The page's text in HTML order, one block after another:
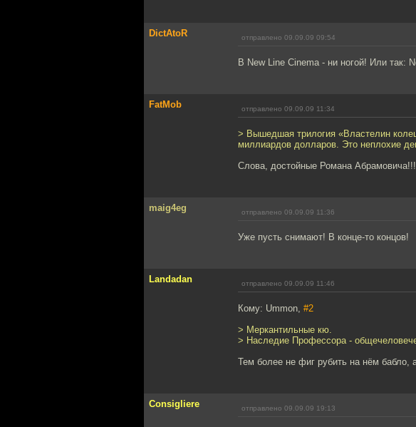
DictAtoR отправлено 09.09.09 09:54
В New Line Cinema - ни ногой! Или так:
FatMob отправлено 09.09.09 11:34
> Вышедшая трилогия «Властелин
миллиардов долларов. Это неплохие
Слова, достойные Романа Абрамовича!!!
maig4eg отправлено 09.09.09 11:36
Уже пусть снимают! В конце-то концов!
Landadan отправлено 09.09.09 11:46
Кому: Ummon, #2
> Меркантильные кю.
> Наследие Профессора -
Тем более не фиг рубить на нём бабло,
Consigliere отправлено 09.09.09 19:13